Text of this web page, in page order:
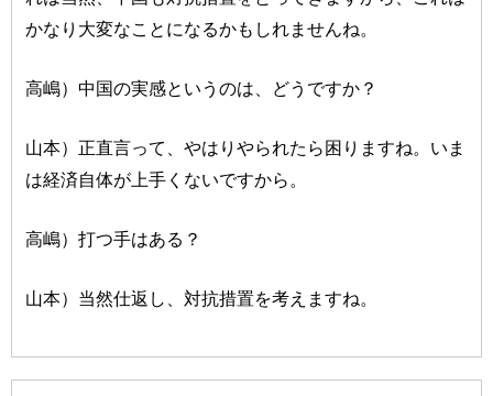
かなり大変なことになるかもしれませんね。
高嶋）中国の実感というのは、どうですか？
山本）正直言って、やはりやられたら困りますね。いま
は経済自体が上手くないですから。
高嶋）打つ手はある？
山本）当然仕返し、対抗措置を考えますね。